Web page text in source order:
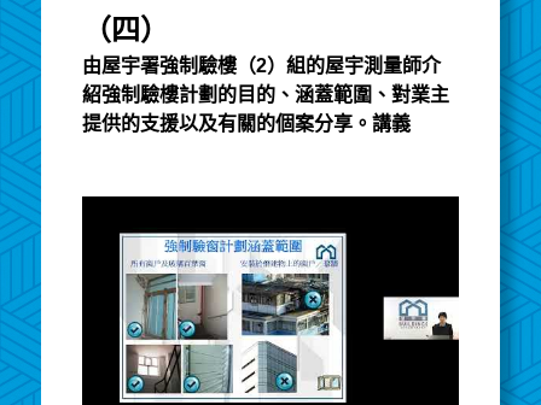
（四）
由屋宇署強制驗樓（2）組的屋宇測量師介
紹強制驗樓計劃的目的、涵蓋範圍、對業主
提供的支援以及有關的個案分享。講義